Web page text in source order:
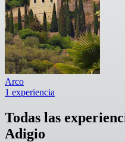
Arco
1 experiencia
Todas las
Adigio